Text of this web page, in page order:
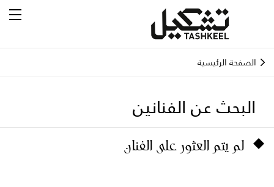
الصفحة الرئيسية
البحث عن الفنانين
لم يتم العثور على الفنان